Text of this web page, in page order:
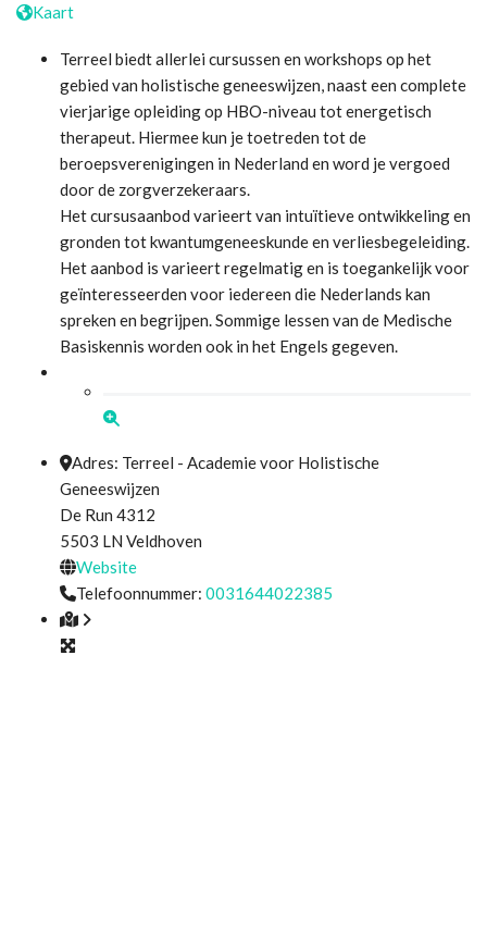
Kaart
Terreel biedt allerlei cursussen en workshops op het
gebied van holistische geneeswijzen, naast een complete
vierjarige opleiding op HBO-niveau tot energetisch
therapeut. Hiermee kun je toetreden tot de
beroepsverenigingen in Nederland en word je vergoed
door de zorgverzekeraars.
Het cursusaanbod varieert van intuïtieve ontwikkeling en
gronden tot kwantumgeneeskunde en verliesbegeleiding.
Het aanbod is varieert regelmatig en is toegankelijk voor
geïnteresseerden voor iedereen die Nederlands kan
spreken en begrijpen. Sommige lessen van de Medische
Basiskennis worden ook in het Engels gegeven.
Adres: Terreel - Academie voor Holistische
Geneeswijzen
De Run 4312
5503 LN Veldhoven
Website
Telefoonnummer: 0031644022385